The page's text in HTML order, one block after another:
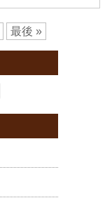
最後 »